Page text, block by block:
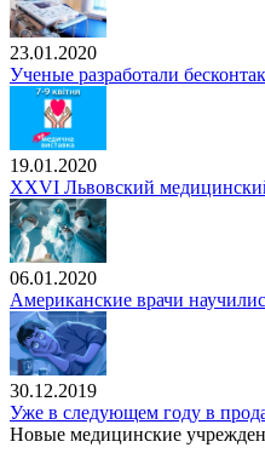
23.01.2020
Ученые разработали
19.01.2020
XXVI Львовский
06.01.2020
Американские врачи
30.12.2019
Уже в следующем году в
Новые медицинские